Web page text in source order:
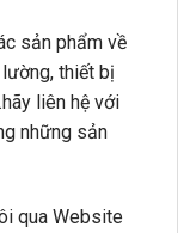
sản phẩm về
thiết bị
liên hệ với
những sản
qua Website